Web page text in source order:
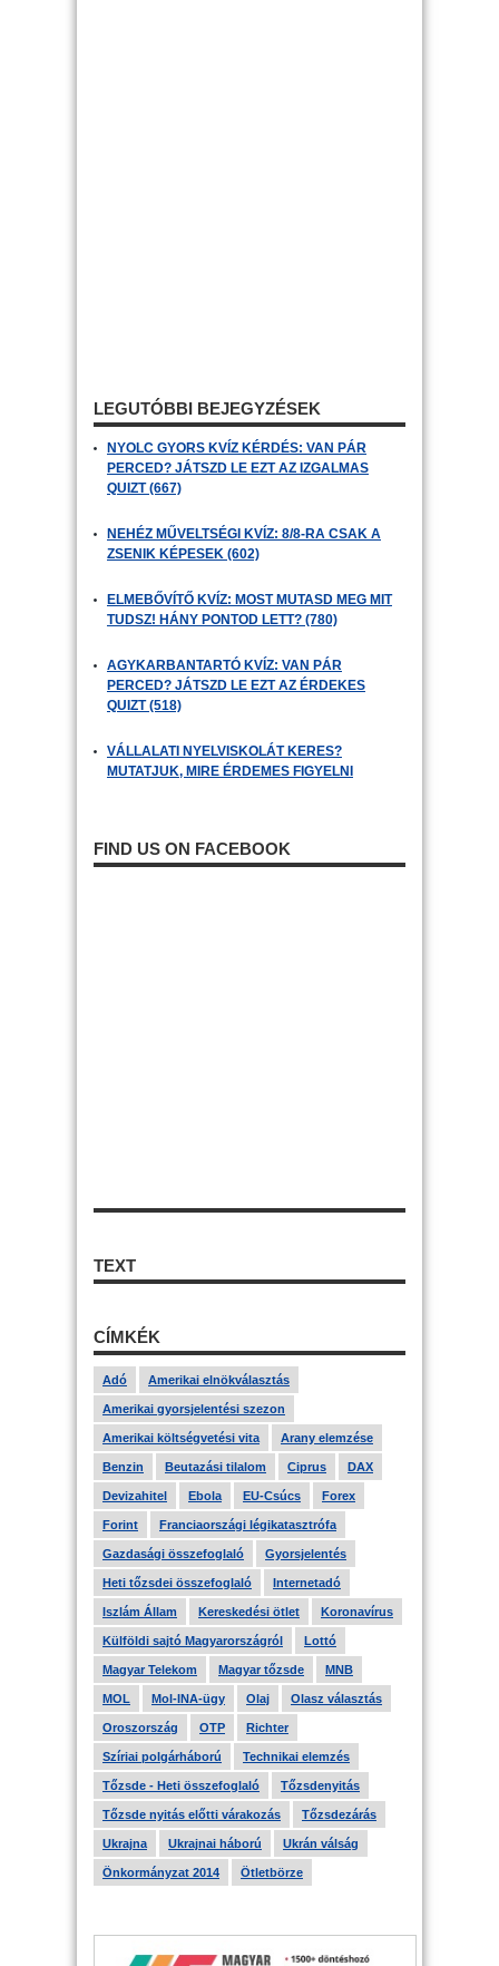
LEGUTÓBBI BEJEGYZÉSEK
NYOLC GYORS KVÍZ KÉRDÉS: VAN PÁR
PERCED? JÁTSZD LE EZT AZ IZGALMAS
QUIZT (667)
NEHÉZ MŰVELTSÉGI KVÍZ: 8/8-RA CSAK A
ZSENIK KÉPESEK (602)
ELMEBŐVÍTŐ KVÍZ: MOST MUTASD MEG MIT
TUDSZ! HÁNY PONTOD LETT? (780)
AGYKARBANTARTÓ KVÍZ: VAN PÁR
PERCED? JÁTSZD LE EZT AZ ÉRDEKES
QUIZT (518)
VÁLLALATI NYELVISKOLÁT KERES?
MUTATJUK, MIRE ÉRDEMES FIGYELNI
FIND US ON FACEBOOK
TEXT
CÍMKÉK
Adó Amerikai elnökválasztás
Amerikai gyorsjelentési szezon
Amerikai költségvetési vita Arany elemzése
Benzin Beutazási tilalom Ciprus DAX
Devizahitel Ebola EU-Csúcs Forex
Forint Franciaországi légikatasztrófa
Gazdasági összefoglaló Gyorsjelentés
Heti tőzsdei összefoglaló Internetadó
Iszlám Állam Kereskedési ötlet Koronavírus
Külföldi sajtó Magyarországról Lottó
Magyar Telekom Magyar tőzsde MNB
MOL Mol-INA-ügy Olaj Olasz választás
Oroszország OTP Richter
Szíriai polgárháború Technikai elemzés
Tőzsde - Heti összefoglaló Tőzsdenyitás
Tőzsde nyitás előtti várakozás Tőzsdezárás
Ukrajna Ukrajnai háború Ukrán válság
Önkormányzat 2014 Ötletbörze